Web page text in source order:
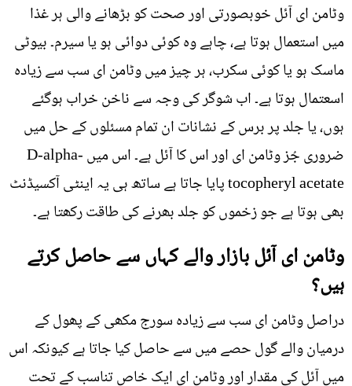
وٹامن ای آئل خوبصورتی اور صحت کو بڑھانے والی ہر غذا
میں استعمال ہوتا ہے، چاہے وہ کوئی دوائی ہو یا سیرم۔ بیوٹی
ماسک ہو یا کوئی سکرب، ہر چیز میں وٹامن ای سب سے زیادہ
اسعتمال ہوتا ہے۔ اب شوگر کی وجہ سے ناخن خراب ہوگئے
ہوں، یا جلد پر برس کے نشانات ان تمام مسئلوں کے حل میں
ضروری جُز وٹامن ای اور اس کا آئل ہے۔ اس میں D-alpha-
tocopheryl acetate پایا جاتا ہے ساتھ ہی یہ اینٹی آکسیڈنٹ
بھی ہوتا ہے جو زخموں کو جلد بھرنے کی طاقت رکھتا ہے۔
وٹامن ای آئل بازار والے کہاں سے حاصل کرتے
ہیں؟
دراصل وٹامن ای سب سے زیادہ سورج مکھی کے پھول کے
درمیان والے گول حصے میں سے حاصل کیا جاتا ہے کیونکہ اس
میں آئل کی مقدار اور وٹامن ای ایک خاص تناسب کے تحت